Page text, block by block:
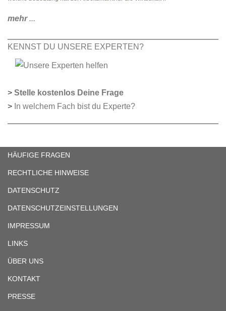
mehr...
KENNST DU UNSERE EXPERTEN?
> Stelle kostenlos Deine Frage
> In welchem Fach bist du Experte?
HÄUFIGE FRAGEN
RECHTLICHE HINWEISE
DATENSCHUTZ
DATENSCHUTZEINSTELLUNGEN
IMPRESSUM
LINKS
ÜBER UNS
KONTAKT
PRESSE